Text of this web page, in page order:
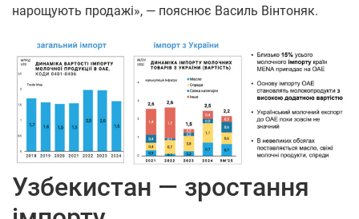
нарощують продажі», — пояснює Василь Вінтоняк.
Узбекистан — зростання